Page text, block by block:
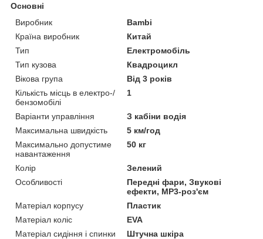
Основні
Виробник
Bambi
Країна виробник
Китай
Тип
Електромобіль
Тип кузова
Квадроцикл
Вікова група
Від 3 років
Кількість місць в електро-/
бензомобілі
1
Варіанти управління
З кабіни водія
Максимальна швидкість
5 км/год
Максимально допустиме
навантаження
50 кг
Колір
Зелений
Особливості
Передні фари, Звукові
ефекти, MP3-роз'єм
Матеріал корпусу
Пластик
Матеріал коліс
EVA
Матеріал сидіння і спинки
Штучна шкіра